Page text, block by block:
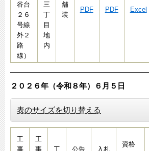
谷台
２６
号線
外２
路
線）
三
丁
目
地
内
舗
装
PDF PDF Excel
２０２６年（令和８年）６月５日
表のサイズを切り替える
工
事
工
事
工 公告 入札
資格